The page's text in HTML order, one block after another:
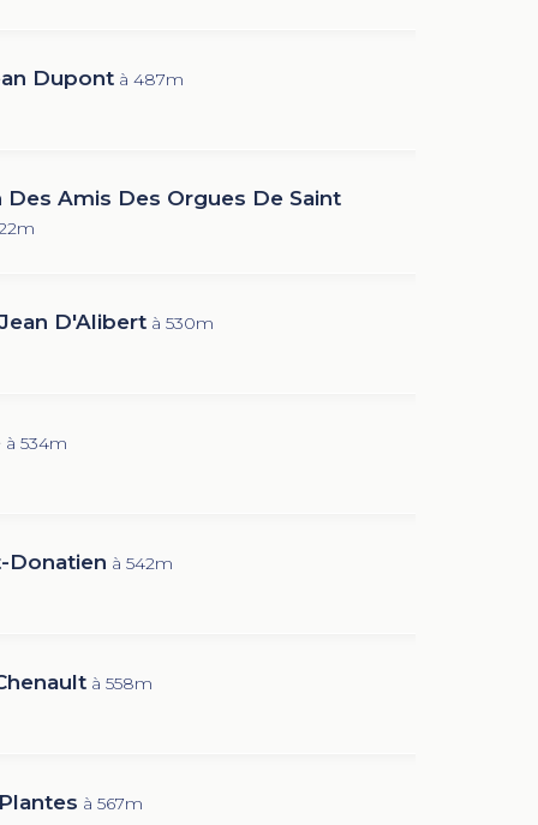
Dupont à 487m
Amis Des Orgues De Saint
D'Alibert à 530m
à 534m
Donatien à 542m
à 558m
à 567m